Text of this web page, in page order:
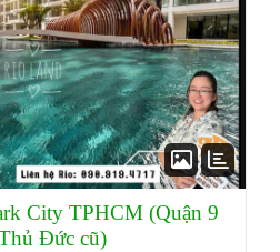
City TPHCM (Quận 9
Đức cũ)